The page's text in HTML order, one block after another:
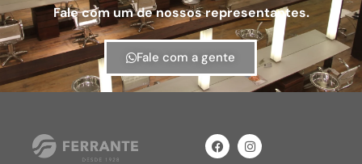
Fale com um de nossos representantes.
Fale com a gente